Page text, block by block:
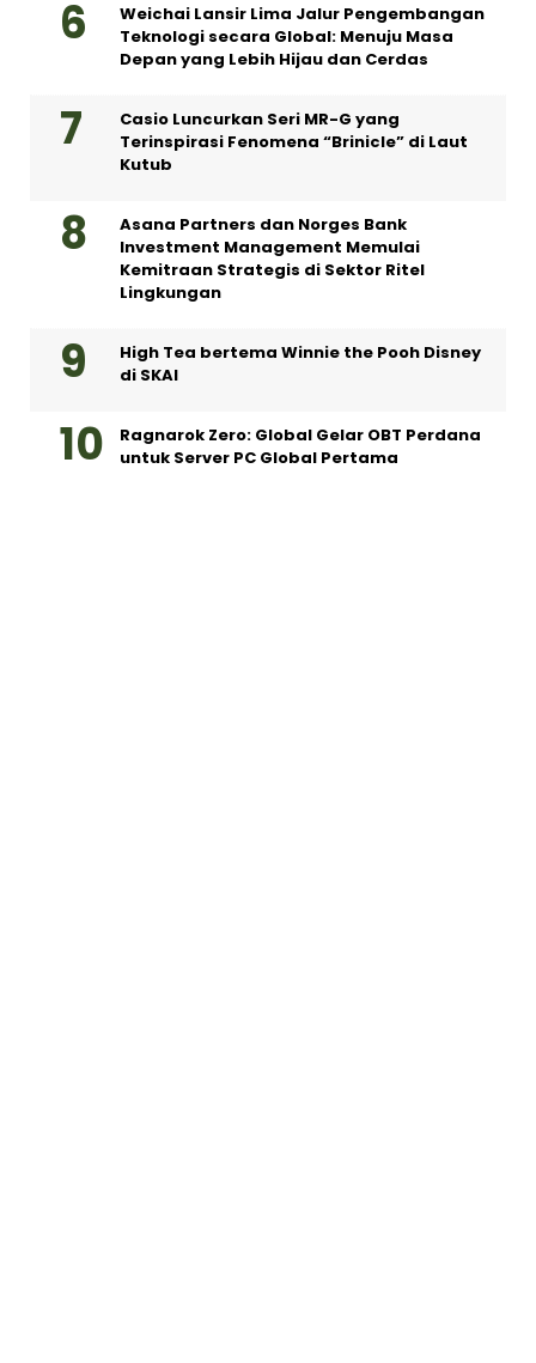
Weichai Lansir Lima Jalur Pengembangan
Teknologi secara Global: Menuju Masa
Depan yang Lebih Hijau dan Cerdas
Casio Luncurkan Seri MR-G yang
Terinspirasi Fenomena “Brinicle” di Laut
Kutub
Asana Partners dan Norges Bank
Investment Management Memulai
Kemitraan Strategis di Sektor Ritel
Lingkungan
High Tea bertema Winnie the Pooh Disney
di SKAI
Ragnarok Zero: Global Gelar OBT Perdana
untuk Server PC Global Pertama